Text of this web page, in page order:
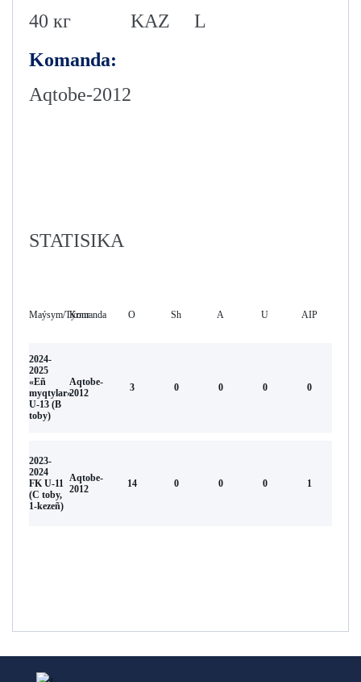
40 кг
KAZ
L
Komanda:
Aqtobe-2012
STATISIKA
Maýsym/TýrnırKomanda O Sh А U AIP
2024-
2025
«Eñ
myqtylar»
U-13 (В
toby)
Aqtobe-
2012
3 0 0 0 0
2023-
2024
FK U-11
(С toby,
1-kezeñ)
Aqtobe-
2012
14 0 0 0 1